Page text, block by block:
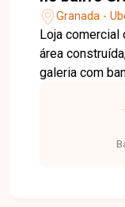
Granada -
Loja comercial
área
galeria com
ou escritório,